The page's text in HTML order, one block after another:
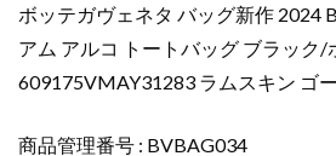
ボッテガヴェネタ バッグ新作 2024
アム アルコ トートバッグ ブラック/
609175VMAY31283 ラムスキン ゴ
商品管理番号 : BVBAG034